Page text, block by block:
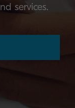
services.